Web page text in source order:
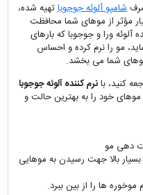
شامپو آلوئه جوجوباتهیه شده،
مؤثر از موهای شما محافظت
ورا و جوجوبا که بارهای
مو را نرم کرده و احساس
شما می بخشد.
کنید، بانرم کننده آلوئه جوجوبا
خود را به بهترین حالت و
دهی مو
بالا جهت رسیدن به موهایی
ها را از بین ببرد.